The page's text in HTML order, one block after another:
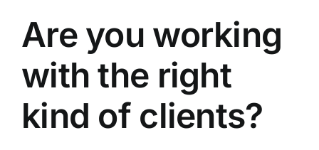
Are you working
with the right
kind of clients?